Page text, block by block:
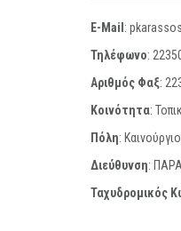
E-Mail :
Τηλέφωνο:
Αριθμός Φαξ:
Κοινότητα:
Πόλη: Καινούργιο
Διεύθυνση:
Ταχυδρομικός